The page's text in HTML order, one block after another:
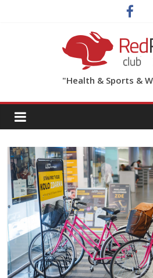
"Health & Sports &